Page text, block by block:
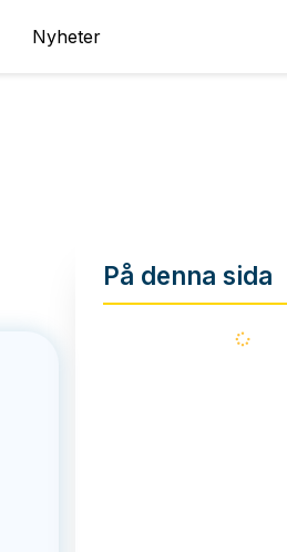
Nyheter
På denna sida
Läser